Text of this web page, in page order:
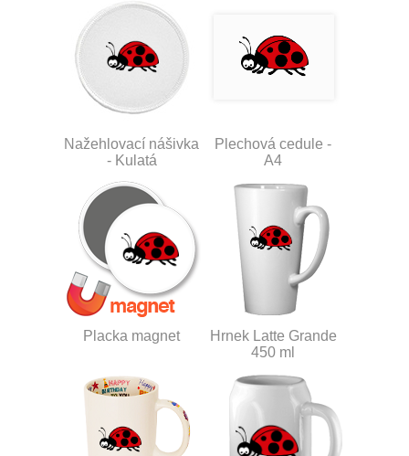
Nažehlovací nášivka
- Kulatá
Plechová cedule -
A4
Placka magnet
Hrnek Latte Grande
450 ml